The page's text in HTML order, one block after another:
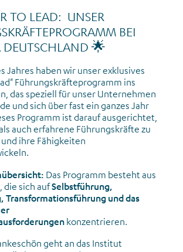
TO LEAD: UNSER
BEI
DEUTSCHLAND 🌟
Jahres haben wir unser exklusives
Führungskräfteprogramm ins
das speziell für unser Unternehmen
und sich über fast ein ganzes Jahr
Programm ist darauf ausgerichtet,
auch erfahrene Führungskräfte zu
ihre Fähigkeiten
Das Programm besteht aus
die sich aufSelbstführung,
Transformationsführung und das
konzentrieren.
geht an das Institut